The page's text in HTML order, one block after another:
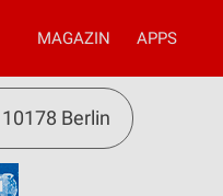
MAGAZIN APPS
10178 Berlin